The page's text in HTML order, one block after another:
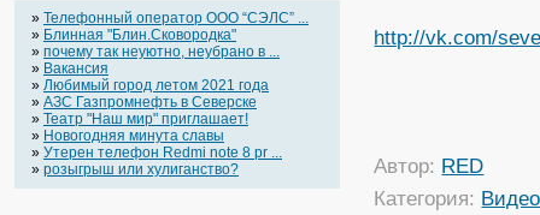
» Телефонный оператор OOO “СЭЛС” ...
» Блинная "Блин.Сковородка"
» почему так неуютно, неубрано в ...
» Вакансия
» Любимый город летом 2021 года
» АЗС Газпромнефть в Северске
» Театр "Наш мир" приглашает!
» Новогодняя минута славы
» Утерен телефон Redmi note 8 pr ...
» розыгрыш или хулиганство?
http://vk.com/
Автор: RED
Категория: Видео